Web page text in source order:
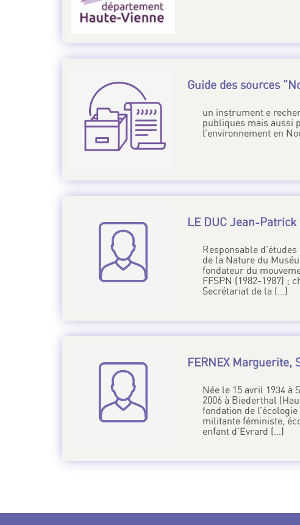
Guide des sources
un instrument e
publiques mais aussi
l’environnement en
LE DUC Jean-Patrick
Responsable
de la Nature du
fondateur du
FFSPN (1982-1987) ;
Secrétariat de la (…)
FERNEX Marguerite,
Née le 15 avril 1934 à
2006 à Biederthal
fondation de
militante féministe,
enfant d’Evrard (…)